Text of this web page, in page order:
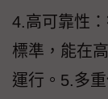
4.高可靠性
標準，能在
運行。5.多